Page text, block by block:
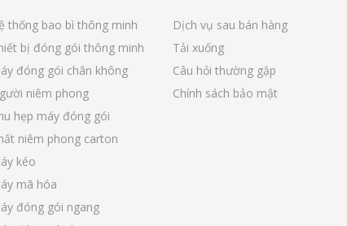
thống bao bì thông minh
bị đóng gói thông minh
đóng gói chân không
niêm phong
hẹp máy đóng gói
niêm phong carton
kéo
mã hóa
đóng gói ngang
Dịch vụ sau bán hàng
Tải xuống
Câu hỏi thường gặp
Chính sách bảo mật